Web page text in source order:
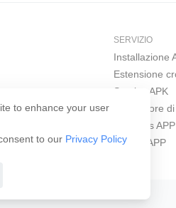
to enhance your user
to our Privacy Policy
SERVIZIO
Installazione
Estensione
Scarica APK
Costruttore
Windows APP
iPhone APP